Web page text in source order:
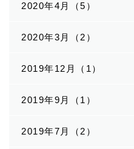
2020年4月（5）
2020年3月（2）
2019年12月（1）
2019年9月（1）
2019年7月（2）